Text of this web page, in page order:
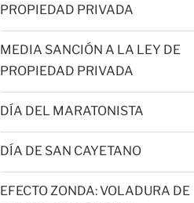
PROPIEDAD PRIVADA
MEDIA SANCIÓN A LA LEY DE
PROPIEDAD PRIVADA
DÍA DEL MARATONISTA
DÍA DE SAN CAYETANO
EFECTO ZONDA: VOLADURA DE